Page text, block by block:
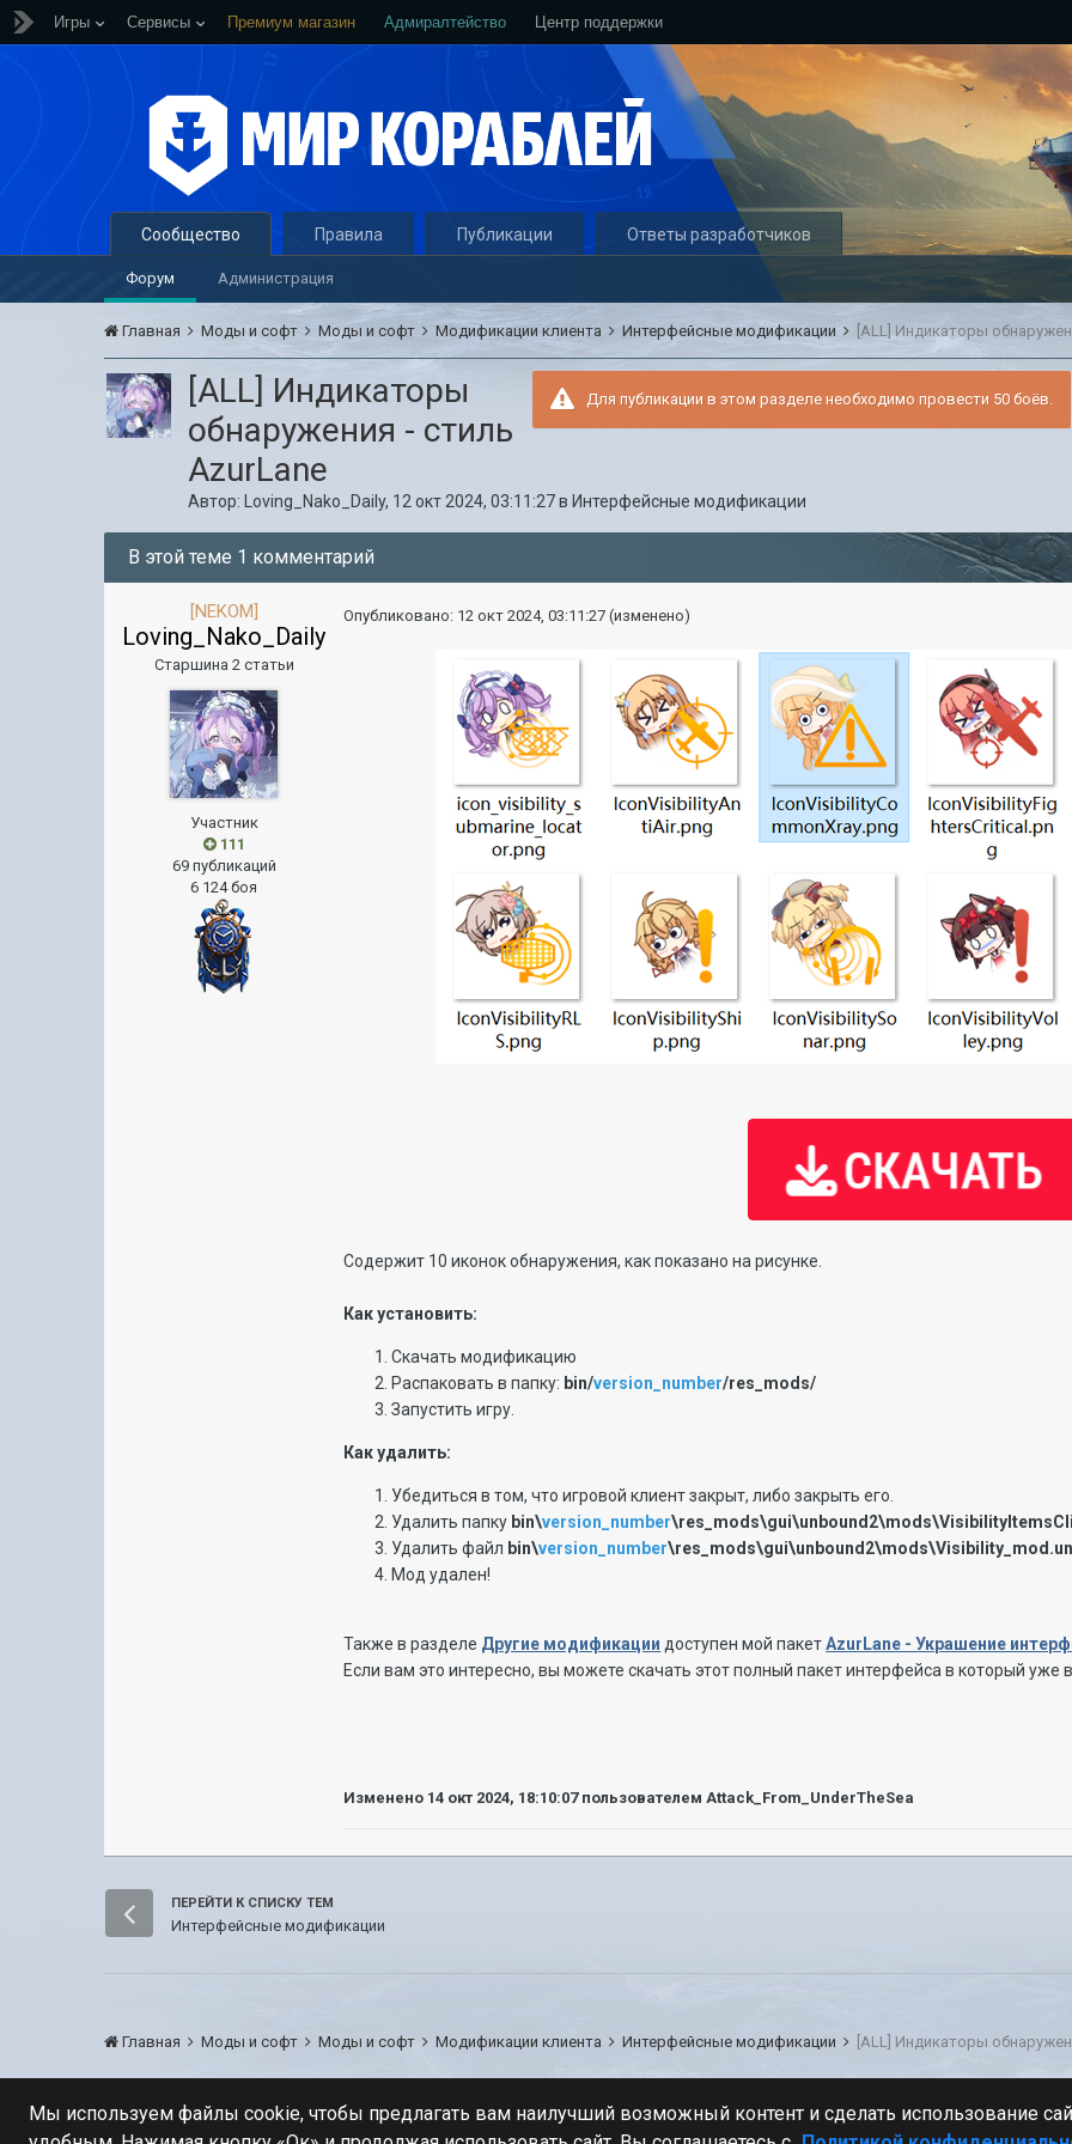
Игры Сервисы Премиум магазин Адмиралтейство Центр поддержки
Сообщество
Форум Администрация
Правила Публикации Ответы разработчиков
Главная Моды и софт Моды и софт Модификации клиента Интерфейсные модификации [ALL] Индикаторы
Для публикации в этом разделе необходимо провести 50 боёв.
[ALL] Индикаторы
обнаружения - стиль
AzurLane
Автор: Loving_Nako_Daily, 12 окт 2024, 03:11:27в Интерфейсные модификации
В этой теме 1 комментарий
[NEKOM]
Loving_Nako_Daily
Старшина 2 статьи
Участник
111
69 публикаций
6 124 боя
Опубликовано: 12 окт 2024, 03:11:27 (изменено)
Содержит 10 иконок обнаружения, как показано на рисунке.
Как установить:
Скачать модификацию
Распаковать в папку: bin/version_number/res_mods/
Запустить игру.
Как удалить:
Убедиться в том, что игровой клиент закрыт, либо закрыть его.
Удалить папку bin\version_number
Удалить файл bin\version_number
Мод удален!
Также в разделе Другие модификации доступен мой пакетAzurLane - Украшение
Если вам это интересно, вы можете скачать этот полный пакет интерфейса в который
Изменено 14 окт 2024, 18:10:07пользователем Attack_From_UnderTheSea
ПЕРЕЙТИ К СПИСКУ ТЕМ
Интерфейсные модификации
Главная Моды и софт Моды и софт Модификации клиента Интерфейсные модификации [ALL] Индикаторы
Мы используем файлы cookie, чтобы предлагать вам наилучший возможный контент и сделать использование